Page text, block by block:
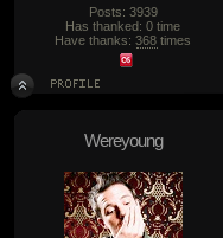
Posts: 3939
Has thanked: 0 time
Have thanks:368 times
Wereyoung